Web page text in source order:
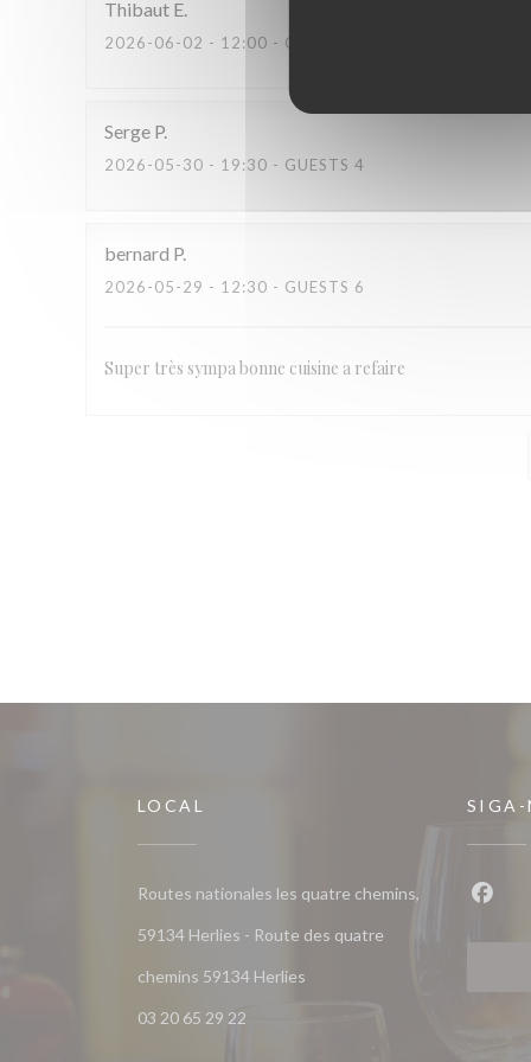
Thibaut E
2026-06-02 - 12:00 - GUESTS 6
Serge P
2026-05-30 - 19:30 - GUESTS 4
bernard P
2026-05-29 - 12:30 - GUESTS 6
Super très sympa bonne cuisine a refaire
LOCAL
Routes nationales les quatre chemins,
59134 Herlies - Route des quatre
chemins 59134 Herlies((abre numa nova janela))
03 20 65 29 22
SIGA-